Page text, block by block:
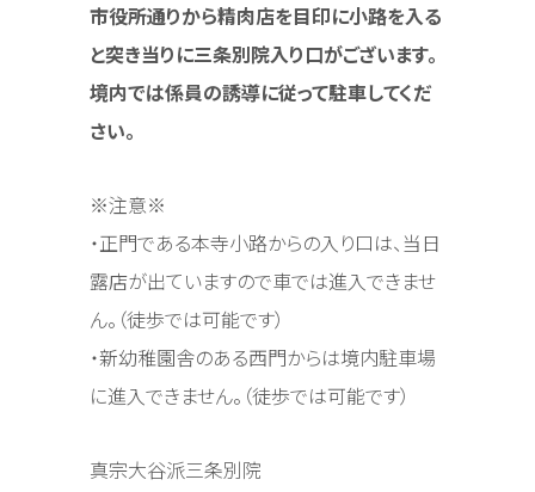
市役所通りから精肉店を目印に小路を入る
と突き当りに三条別院入り口がございます。
境内では係員の誘導に従って駐車してくだ
さい。
※注意※
・正門である本寺小路からの入り口は、当日
露店が出ていますので車では進入できませ
ん。（徒歩では可能です）
・新幼稚園舎のある西門からは境内駐車場
に進入できません。（徒歩では可能です）
真宗大谷派三条別院